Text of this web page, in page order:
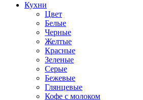
Кухни
Цвет
Белые
Черные
Желтые
Красные
Зеленые
Серые
Бежевые
Глянцевые
Кофе с молоком